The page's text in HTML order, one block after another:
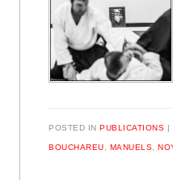
POSTED INPUBLICATIONS
BOUCHAREU MANUELS ,